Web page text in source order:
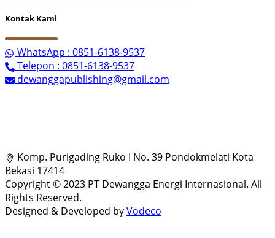
Kontak Kami
WhatsApp : 0851-6138-9537
Telepon : 0851-6138-9537
dewanggapublishing@gmail.com
Komp. Purigading Ruko I No. 39 Pondokmelati Kota
Bekasi 17414
Copyright © 2023 PT Dewangga Energi Internasional. All
Rights Reserved.
Designed & Developed byVodeco